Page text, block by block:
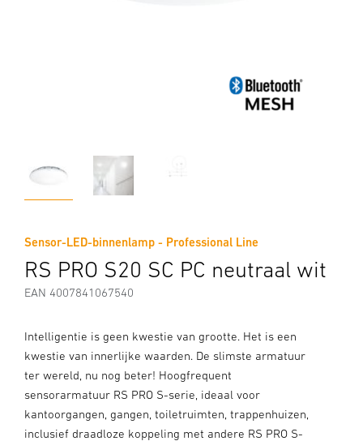
Sensor-LED-binnenlamp - Professional Line
RS PRO S20 SC PC neutraal wit
EAN 4007841067540
Intelligentie is geen kwestie van grootte. Het is een
kwestie van innerlijke waarden. De slimste armatuur
ter wereld, nu nog beter! Hoogfrequent
sensorarmatuur RS PRO S-serie, ideaal voor
kantoorgangen, gangen, toiletruimten, trappenhuizen,
inclusief draadloze koppeling met andere RS PRO S-